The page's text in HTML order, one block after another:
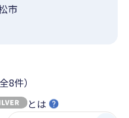
市
8件）
とは